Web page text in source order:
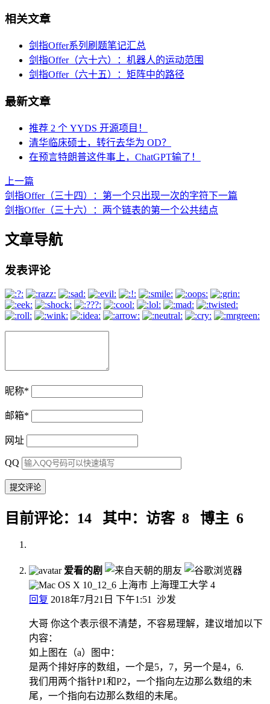
相关文章
剑指Offer系列刷题笔记汇总
剑指Offer（六十六）：机器人的运动范围
剑指Offer（六十五）：矩阵中的路径
最新文章
推荐 2 个 YYDS 开源项目！
清华临床硕士，转行去华为 OD？
在预言特朗普这件事上，ChatGPT输了！
上一篇
剑指Offer（三十四）：第一个只出现一次的字符下一篇
剑指Offer（三十六）：两个链表的第一个公共结点
文章导航
发表评论
昵称*
邮箱*
网址
QQ
目前评论：14 其中：访客 8 博主 6
爱看的剧
上海市 上海理工大学 4
回复 2018年7月21日 下午1:51 沙发
大哥 你这个表示很不清楚，不容易理解，建议增加以下
内容：
如上图在（a）图中：
是两个排好序的数组，一个是5，7，另一个是4，6.
我们用两个指针P1和P2，一个指向左边那么数组的未
尾，一个指向右边那么数组的未尾。